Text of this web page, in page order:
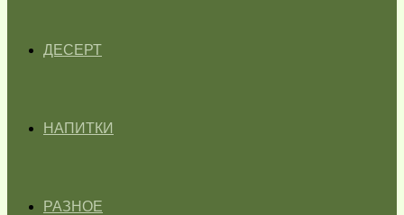
ДЕСЕРТ
НАПИТКИ
РАЗНОЕ